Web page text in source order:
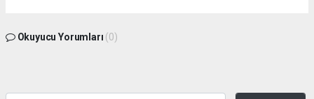
Okuyucu Yorumları (0)